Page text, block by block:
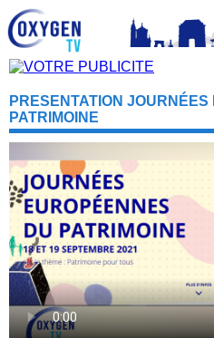
PRESENTATION
PATRIMOINE